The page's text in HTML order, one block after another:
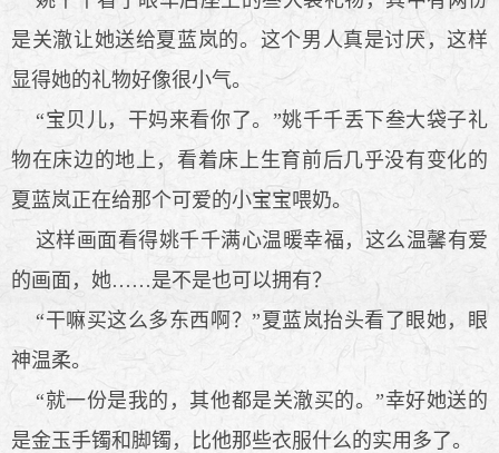
是关澈让她送给夏蓝岚的。这个男人真是讨厌，这样
显得她的礼物好像很小气。
“宝贝儿，干妈来看你了。”姚千千丢下叁大袋子礼
物在床边的地上，看着床上生育前后几乎没有变化的
夏蓝岚正在给那个可爱的小宝宝喂奶。
这样画面看得姚千千满心温暖幸福，这么温馨有爱
的画面，她……是不是也可以拥有？
“干嘛买这么多东西啊？”夏蓝岚抬头看了眼她，眼
神温柔。
“就一份是我的，其他都是关澈买的。”幸好她送的
是金玉手镯和脚镯，比他那些衣服什么的实用多了。